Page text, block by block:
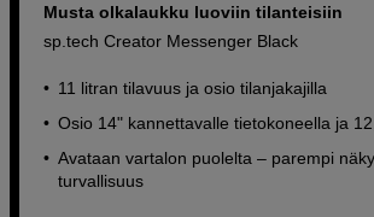
Musta olkalaukku luoviin tilanteisiin
sp.tech Creator Messenger Black
11 litran tilavuus ja osio tilanjakajilla
Osio 14" kannettavalle tietokoneella ja
Avataan vartalon puolelta – parempi
turvallisuus